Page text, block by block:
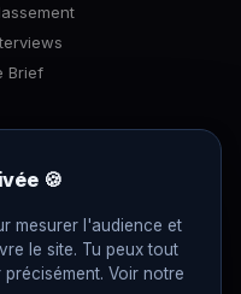
Brief
🍪
mesurer l'audience et
le site. Tu peux tout
Voir notre